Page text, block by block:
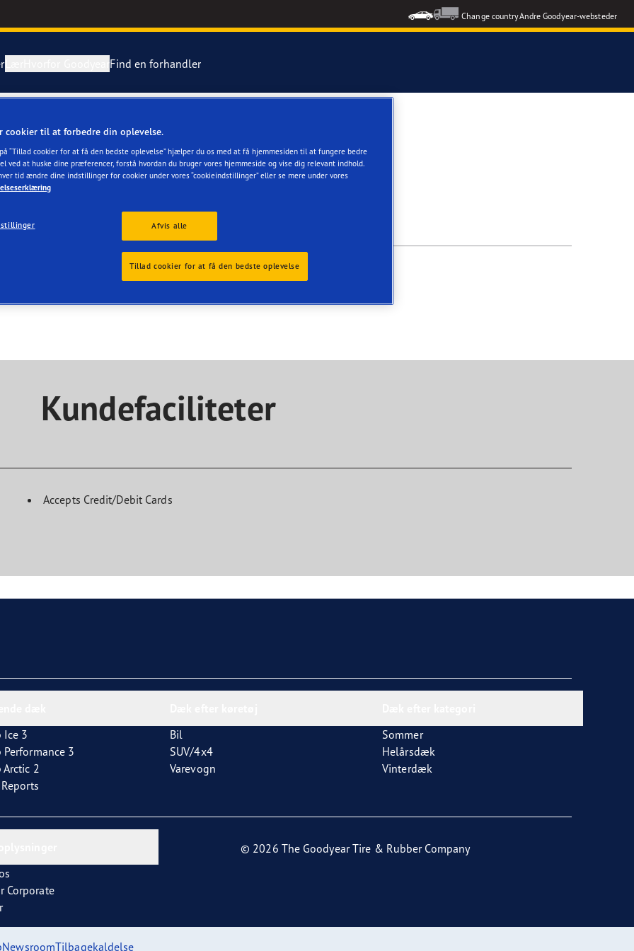
Change countryAndre Goodyear-websteder
Lær
af en punktering
Hvorfor Goodyear
F1 Asymmetric 6
Find en forhandler
Kundefaciliteter
Accepts Credit/Debit Cards
Ice 3
Performance 3
Arctic 2
Bil
SUV/4x4
Varevogn
Sommer
Helårsdæk
Vinterdæk
Corporate
© 2026 The Goodyear Tire & Rubber Company
NewsroomTilbagekaldelse
cookier til at forbedre din oplevelse.
“Tillad cookier for at få den bedste oplevelse” hjælper du os med at få hjemmesiden til at fungere bedre
ved at huske dine præferencer, forstå hvordan du bruger vores hjemmeside og vise dig relevant indhold.
tid ændre dine indstillinger for cookier under vores “cookieindstillinger” eller se mere under vores
Afvis alle
Tillad cookier for at få den bedste oplevelse